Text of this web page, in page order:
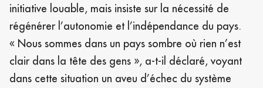
initiative louable, mais insiste sur la nécessité de
régénérer l’autonomie et l’indépendance du pays.
« Nous sommes dans un pays sombre où rien n’est
clair dans la tête des gens », a-t-il déclaré, voyant
dans cette situation un aveu d’échec du système